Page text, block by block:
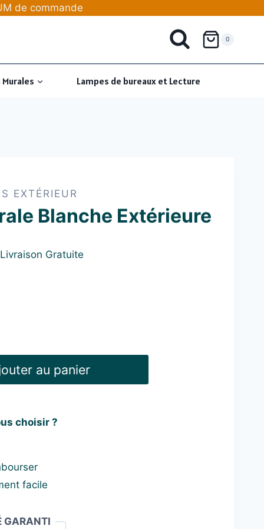
de commande
0
Lampes de bureaux et Lecture
EXTÉRIEUR
Blanche Extérieure
Gratuite
au panier
choisir ?
facile
GARANTI